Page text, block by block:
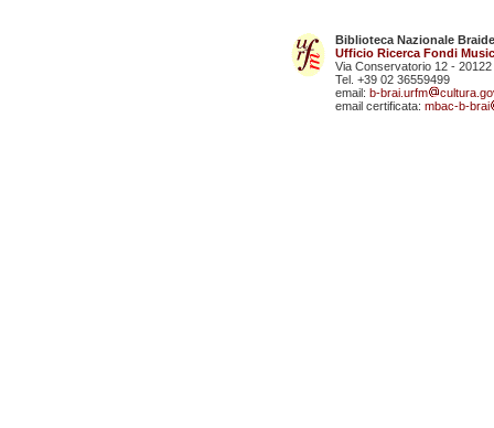
Biblioteca Nazionale
Ufficio Ricerca Fondi
Via Conservatorio 12 - 20122
Tel. +39 02 36559499
email: b-brai.urfm
email certificata: mbac-b-brai